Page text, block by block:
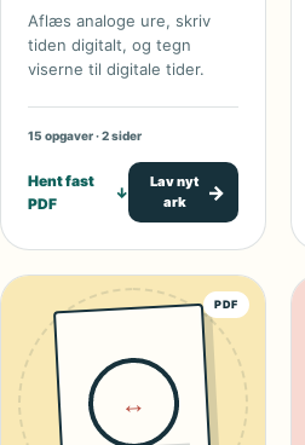
Aflæs analoge ure, skriv
tiden digitalt, og tegn
viserne til digitale tider.
15 opgaver · 2 sider
Hent fast
PDF
↓
Lav nyt
ark
→
PDF
↔